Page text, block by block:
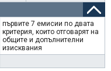
първите 7 емисии по двата
критерия, които отговарят на
общите и допълнителни
изисквания